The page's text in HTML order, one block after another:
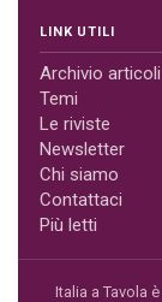
LINK UTILI
Archivio articoli
Temi
Le riviste
Newsletter
Chi siamo
Contattaci
Più letti
Italia a Tavola